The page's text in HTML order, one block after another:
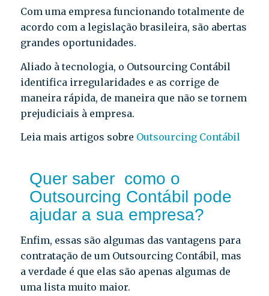
Com uma empresa funcionando totalmente de
acordo com a legislação brasileira, são abertas
grandes oportunidades.
Aliado à tecnologia, o Outsourcing Contábil
identifica irregularidades e as corrige de
maneira rápida, de maneira que não se tornem
prejudiciais à empresa.
Leia mais artigos sobre Outsourcing Contábil
Quer saber como o
Outsourcing Contábil pode
ajudar a sua empresa?
Enfim, essas são algumas das vantagens para
contratação de um Outsourcing Contábil, mas
a verdade é que elas são apenas algumas de
uma lista muito maior.